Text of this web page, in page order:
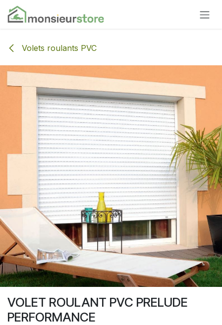
Se rendre au contenu
Volets roulants PVC
VOLET ROULANT PVC PRELUDE
PERFORMANCE